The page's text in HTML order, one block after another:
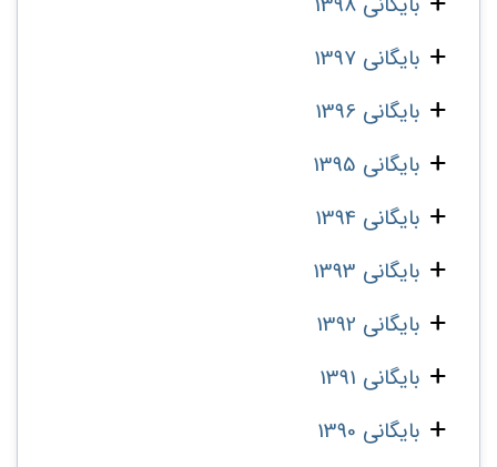
بایگانی 1397
بایگانی 1396
بایگانی 1395
بایگانی 1394
بایگانی 1393
بایگانی 1392
بایگانی 1391
بایگانی 1390